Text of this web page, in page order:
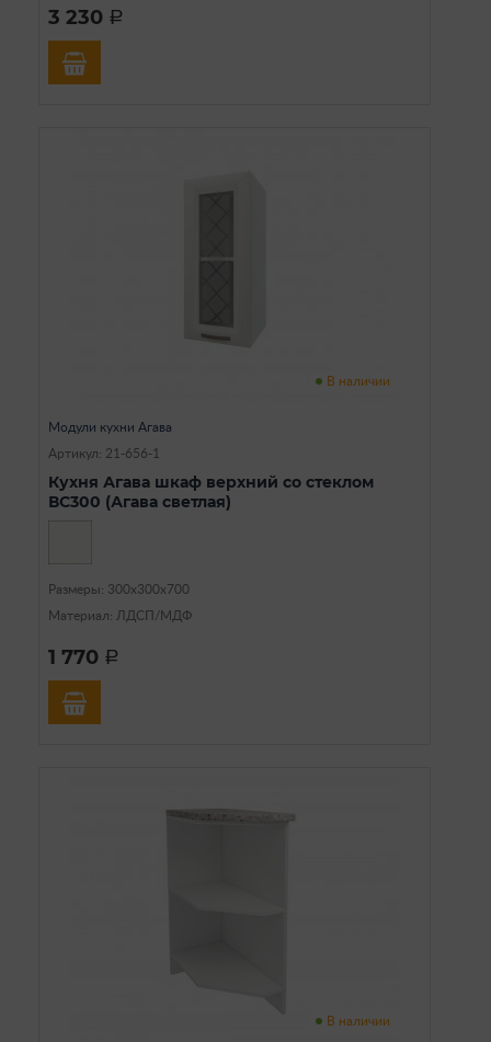
3 230 a
В наличии
Модули кухни Агава
Артикул: 21-656-1
Кухня Агава шкаф верхний со стеклом
ВС300 (Агава светлая)
Размеры: 300х300х700
Материал: ЛДСП/МДФ
1 770 a
В наличии